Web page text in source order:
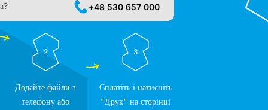
+48 530 657 000
2
Додайте файли з
телефону або
3
Сплатіть і натисніть
"Друк" на сторінці